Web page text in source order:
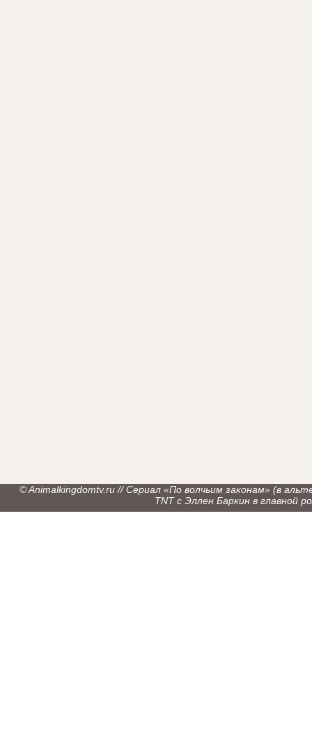
© Animalkingdomtv.ru // Сериал «По волчьим законам» (в
TNT с Эллен Баркин в главной